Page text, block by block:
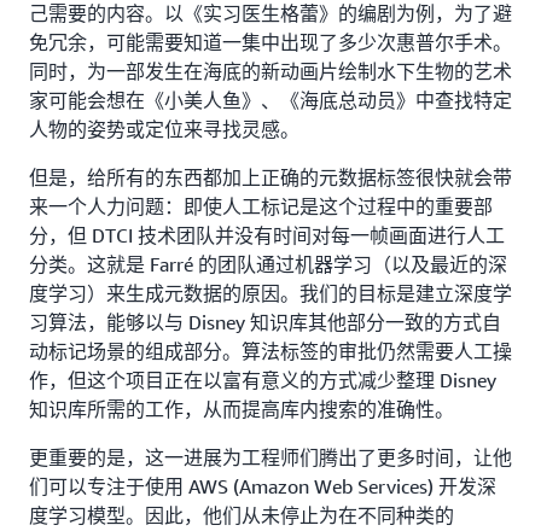
己需要的内容。以《实习医生格蕾》的编剧为例，为了避
免冗余，可能需要知道一集中出现了多少次惠普尔手术。
同时，为一部发生在海底的新动画片绘制水下生物的艺术
家可能会想在《小美人鱼》、《海底总动员》中查找特定
人物的姿势或定位来寻找灵感。
但是，给所有的东西都加上正确的元数据标签很快就会带
来一个人力问题：即使人工标记是这个过程中的重要部
分，但 DTCI 技术团队并没有时间对每一帧画面进行人工
分类。这就是 Farré 的团队通过机器学习（以及最近的深
度学习）来生成元数据的原因。我们的目标是建立深度学
习算法，能够以与 Disney 知识库其他部分一致的方式自
动标记场景的组成部分。算法标签的审批仍然需要人工操
作，但这个项目正在以富有意义的方式减少整理 Disney
知识库所需的工作，从而提高库内搜索的准确性。
更重要的是，这一进展为工程师们腾出了更多时间，让他
们可以专注于使用 AWS (Amazon Web Services) 开发深
度学习模型。因此，他们从未停止为在不同种类的